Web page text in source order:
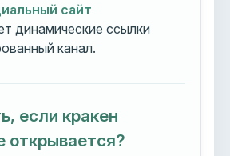
сайт
динамические ссылки
канал.
если кракен
открывается?